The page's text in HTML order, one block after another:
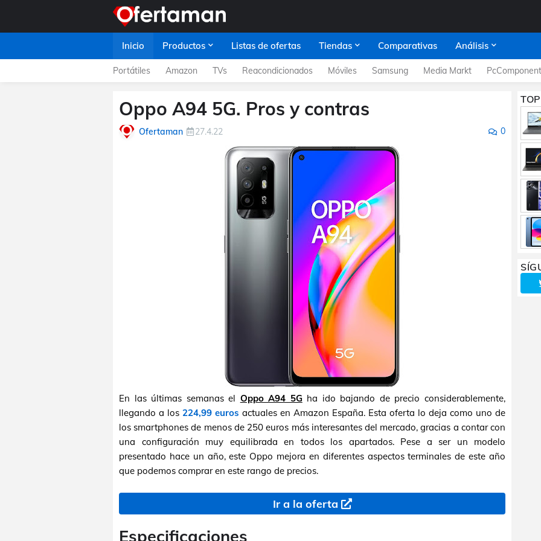
Inicio Productos Listas de ofertas Tiendas Comparativas Análisis
Portátiles Amazon TVs Reacondicionados Móviles Samsung Media Markt
Oppo A94 5G. Pros y contras
Ofertaman 27.4.22 0
En las últimas semanas el Oppo A94 5G ha ido bajando de precio considerablemente,
llegando a los 224,99 euros actuales en Amazon España. Esta oferta lo deja como uno de
los smartphones de menos de 250 euros más interesantes del mercado, gracias a contar con
una configuración muy equilibrada en todos los apartados. Pese a ser un modelo
presentado hace un año, este Oppo mejora en diferentes aspectos terminales de este año
que podemos comprar en este rango de precios.
Ir a la oferta
Especificaciones